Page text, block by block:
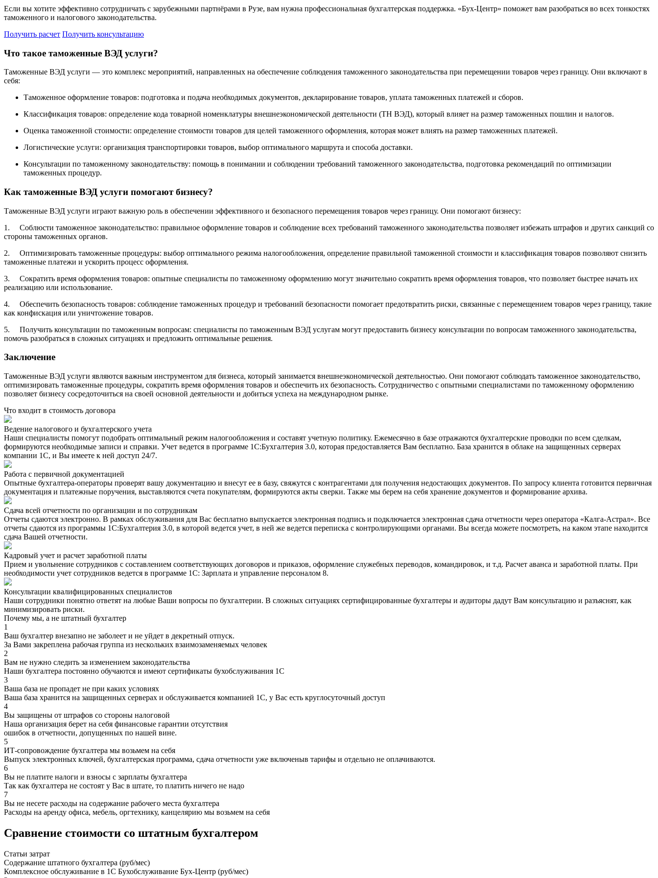
Если вы хотите эффективно сотрудничать с зарубежными партнёрами в Рузе, вам нужна профессиональная бухгалтерская поддержка. «Бух-Центр» поможет вам разобраться во всех тонкостях
таможенного и налогового законодательства.
Получить расчет Получить консультацию
Что такое таможенные ВЭД услуги?
Таможенные ВЭД услуги — это комплекс мероприятий, направленных на обеспечение соблюдения таможенного законодательства при перемещении товаров через границу. Они включают в
себя:
Таможенное оформление товаров: подготовка и подача необходимых документов, декларирование товаров, уплата таможенных платежей и сборов.
Классификация товаров: определение кода товарной номенклатуры внешнеэкономической деятельности (ТН ВЭД), который влияет на размер таможенных пошлин и налогов.
Оценка таможенной стоимости: определение стоимости товаров для целей таможенного оформления, которая может влиять на размер таможенных платежей.
Логистические услуги: организация транспортировки товаров, выбор оптимального маршрута и способа доставки.
Консультации по таможенному законодательству: помощь в понимании и соблюдении требований таможенного законодательства, подготовка рекомендаций по оптимизации
таможенных процедур.
Как таможенные ВЭД услуги помогают бизнесу?
Таможенные ВЭД услуги играют важную роль в обеспечении эффективного и безопасного перемещения товаров через границу. Они помогают бизнесу:
1. Соблюсти таможенное законодательство: правильное оформление товаров и соблюдение всех требований таможенного законодательства позволяет избежать штрафов и других санкций со
стороны таможенных органов.
2. Оптимизировать таможенные процедуры: выбор оптимального режима налогообложения, определение правильной таможенной стоимости и классификация товаров позволяют снизить
таможенные платежи и ускорить процесс оформления.
3. Сократить время оформления товаров: опытные специалисты по таможенному оформлению могут значительно сократить время оформления товаров, что позволяет быстрее начать их
реализацию или использование.
4. Обеспечить безопасность товаров: соблюдение таможенных процедур и требований безопасности помогает предотвратить риски, связанные с перемещением товаров через границу, такие
как конфискация или уничтожение товаров.
5. Получить консультации по таможенным вопросам: специалисты по таможенным ВЭД услугам могут предоставить бизнесу консультации по вопросам таможенного законодательства,
помочь разобраться в сложных ситуациях и предложить оптимальные решения.
Заключение
Таможенные ВЭД услуги являются важным инструментом для бизнеса, который занимается внешнеэкономической деятельностью. Они помогают соблюдать таможенное законодательство,
оптимизировать таможенные процедуры, сократить время оформления товаров и обеспечить их безопасность. Сотрудничество с опытными специалистами по таможенному оформлению
позволяет бизнесу сосредоточиться на своей основной деятельности и добиться успеха на международном рынке.
Что входит в стоимость договора
Ведение налогового и бухгалтерского учета
Наши специалисты помогут подобрать оптимальный режим налогообложения и составят учетную политику. Ежемесячно в базе отражаются бухгалтерские проводки по всем сделкам,
формируются необходимые записи и справки. Учет ведется в программе 1С:Бухгалтерия 3.0, которая предоставляется Вам бесплатно. База хранится в облаке на защищенных серверах
компании 1С, и Вы имеете к ней доступ 24/7.
Работа с первичной документацией
Опытные бухгалтера-операторы проверят вашу документацию и внесут ее в базу, свяжутся с контрагентами для получения недостающих документов. По запросу клиента готовится первичная
документация и платежные поручения, выставляются счета покупателям, формируются акты сверки. Также мы берем на себя хранение документов и формирование архива.
Сдача всей отчетности по организации и по сотрудникам
Отчеты сдаются электронно. В рамках обслуживания для Вас бесплатно выпускается электронная подпись и подключается электронная сдача отчетности через оператора «Калга-Астрал». Все
отчеты сдаются из программы 1С:Бухгалтерия 3.0, в которой ведется учет, в ней же ведется переписка с контролирующими органами. Вы всегда можете посмотреть, на каком этапе находится
сдача Вашей отчетности.
Кадровый учет и расчет заработной платы
Прием и увольнение сотрудников с составлением соответствующих договоров и приказов, оформление служебных переводов, командировок, и т.д. Расчет аванса и заработной платы. При
необходимости учет сотрудников ведется в программе 1С: Зарплата и управление персоналом 8.
Консультации квалифицированных специалистов
Наши сотрудники понятно ответят на любые Ваши вопросы по бухгалтерии. В сложных ситуациях сертифицированные бухгалтеры и аудиторы дадут Вам консультацию и разъяснят, как
минимизировать риски.
Почему мы, а не штатный бухгалтер
1
Ваш бухгалтер внезапно не заболеет и не уйдет в декретный отпуск.
За Вами закреплена рабочая группа из нескольких взаимозаменяемых человек
2
Вам не нужно следить за изменением законодательства
Наши бухгалтера постоянно обучаются и имеют сертификаты бухобслуживания 1С
3
Ваша база не пропадет не при каких условиях
Ваша база хранится на защищенных серверах и обслуживается компанией 1С, у Вас есть круглосуточный доступ
4
Вы защищены от штрафов со стороны налоговой
Наша организация берет на себя финансовые гарантии отсутствия
ошибок в отчетности, допущенных по нашей вине.
5
ИТ-сопровождение бухгалтера мы возьмем на себя
Выпуск электронных ключей, бухгалтерская программа, сдача отчетности уже включеныв тарифы и отдельно не оплачиваются.
6
Вы не платите налоги и взносы с зарплаты бухгалтера
Так как бухгалтера не состоят у Вас в штате, то платить ничего не надо
7
Вы не несете расходы на содержание рабочего места бухгалтера
Расходы на аренду офиса, мебель, оргтехнику, канцелярию мы возьмем на себя
Сравнение стоимости со штатным бухгалтером
Статьи затрат
Содержание штатного бухгалтера (руб/мес)
Комплексное обслуживание в 1С Бухобслуживание Бух-Центр (руб/мес)